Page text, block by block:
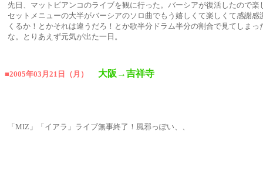
先日、マットビアンコのライブを観に行った。バーシアが復活したので
セットメニューの大半がバーシアのソロ曲でもう嬉しくて楽しくて感謝
くるか！とかそれは違うだろ！とか歌半分ドラム半分の割合で見てしま
な。とりあえず元気が出た一日。
■2005年03月21日（月） 大阪→吉祥寺
「MIZ」「イアラ」ライブ無事終了！風邪っぽい、、